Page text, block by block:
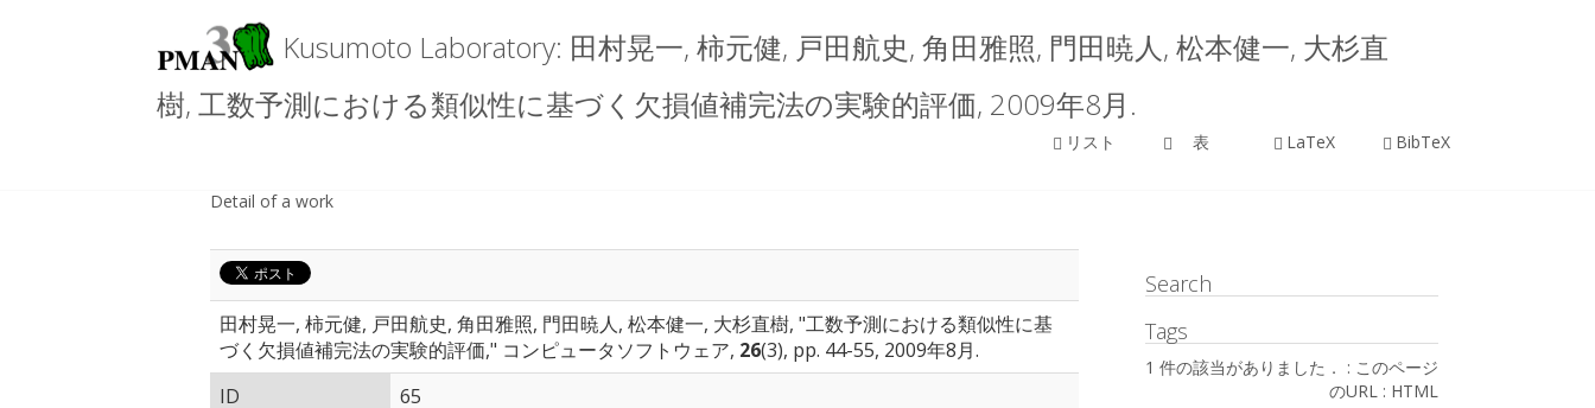
Kusumoto Laboratory: 田村晃一, 柿元健, 戸田航史, 角田雅照, 門田暁人, 松本健一, 大杉直
樹, 工数予測における類似性に基づく欠損値補完法の実験的評価, 2009年8月.
リスト 表 LaTeX BibTeX
Detail of a work
田村晃一, 柿元健, 戸田航史, 角田雅照, 門田暁人, 松本健一, 大杉直樹, "工数予測における類似性に基
づく欠損値補完法の実験的評価," コンピュータソフトウェア, 26(3), pp. 44-55, 2009年8月.
ID
65
Search
Tags
1 件の該当がありました． : このページ
のURL : HTML